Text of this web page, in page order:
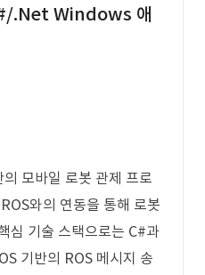
.Net Windows 애
모바일 로봇 관제 프로
와의 연동을 통해 로봇
심 기술 스택으로는 C#과
기반의 ROS 메시지 송